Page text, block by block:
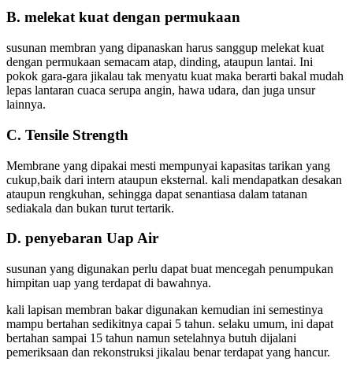
B. melekat kuat dengan permukaan
susunan membran yang dipanaskan harus sanggup melekat kuat
dengan permukaan semacam atap, dinding, ataupun lantai. Ini
pokok gara-gara jikalau tak menyatu kuat maka berarti bakal mudah
lepas lantaran cuaca serupa angin, hawa udara, dan juga unsur
lainnya.
C. Tensile Strength
Membrane yang dipakai mesti mempunyai kapasitas tarikan yang
cukup,baik dari intern ataupun eksternal. kali mendapatkan desakan
ataupun rengkuhan, sehingga dapat senantiasa dalam tatanan
sediakala dan bukan turut tertarik.
D. penyebaran Uap Air
susunan yang digunakan perlu dapat buat mencegah penumpukan
himpitan uap yang terdapat di bawahnya.
kali lapisan membran bakar digunakan kemudian ini semestinya
mampu bertahan sedikitnya capai 5 tahun. selaku umum, ini dapat
bertahan sampai 15 tahun namun setelahnya butuh dijalani
pemeriksaan dan rekonstruksi jikalau benar terdapat yang hancur.